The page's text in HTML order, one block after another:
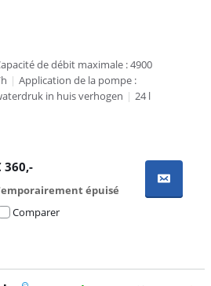
de débit maximale : 4900
| Application de la pompe :
in huis verhogen | 24 l
360,-
épuisé
Comparer